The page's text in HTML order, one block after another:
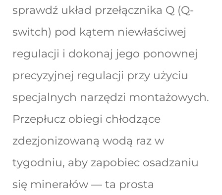
sprawdź układ przełącznika Q (Q-
switch) pod kątem niewłaściwej
regulacji i dokonaj jego ponownej
precyzyjnej regulacji przy użyciu
specjalnych narzędzi montażowych.
Przepłucz obiegi chłodzące
zdezjonizowaną wodą raz w
tygodniu, aby zapobiec osadzaniu
się minerałów — ta prosta